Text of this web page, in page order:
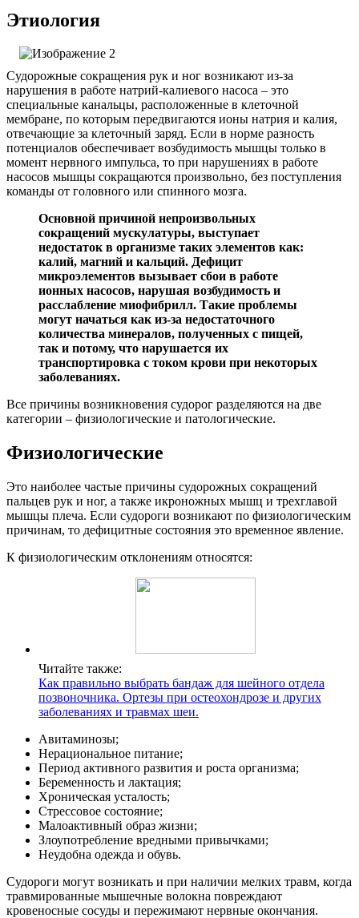
Этиология
Судорожные сокращения рук и ног возникают из-за
нарушения в работе натрий-калиевого насоса – это
специальные канальцы, расположенные в клеточной
мембране, по которым передвигаются ионы натрия и калия,
отвечающие за клеточный заряд. Если в норме разность
потенциалов обеспечивает возбудимость мышцы только в
момент нервного импульса, то при нарушениях в работе
насосов мышцы сокращаются произвольно, без поступления
команды от головного или спинного мозга.
Основной причиной непроизвольных
сокращений мускулатуры, выступает
недостаток в организме таких элементов как:
калий, магний и кальций. Дефицит
микроэлементов вызывает сбои в работе
ионных насосов, нарушая возбудимость и
расслабление миофибрилл. Такие проблемы
могут начаться как из-за недостаточного
количества минералов, полученных с пищей,
так и потому, что нарушается их
транспортировка с током крови при некоторых
заболеваниях.
Все причины возникновения судорог разделяются на две
категории – физиологические и патологические.
Физиологические
Это наиболее частые причины судорожных сокращений
пальцев рук и ног, а также икроножных мышц и трехглавой
мышцы плеча. Если судороги возникают по физиологическим
причинам, то дефицитные состояния это временное явление.
К физиологическим отклонениям относятся:
Читайте также:
Как правильно выбрать бандаж для шейного отдела
позвоночника. Ортезы при остеохондрозе и других
заболеваниях и травмах шеи.
Авитаминозы;
Нерациональное питание;
Период активного развития и роста организма;
Беременность и лактация;
Хроническая усталость;
Стрессовое состояние;
Малоактивный образ жизни;
Злоупотребление вредными привычками;
Неудобна одежда и обувь.
Судороги могут возникать и при наличии мелких травм, когда
травмированные мышечные волокна повреждают
кровеносные сосуды и пережимают нервные окончания.